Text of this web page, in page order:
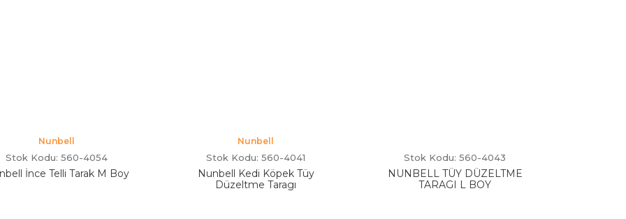
Nunbell
Stok Kodu: 560-4054
İnce Telli Tarak M Boy
Nunbell
Stok Kodu: 560-4041
Nunbell Kedi Köpek Tüy
Düzeltme Taragı
Stok Kodu: 560-4043
NUNBELL TÜY DÜZELTME
TARAGI L BOY